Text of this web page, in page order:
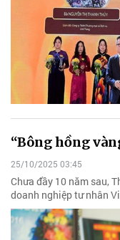
“Bông hồng
25/10/2025 03:45
Chưa đầy 10 năm sau,
doanh nghiệp tư nhân